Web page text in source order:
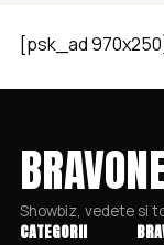
[psk_ad 970x250]
Showbiz, vedete si
CATEGORII